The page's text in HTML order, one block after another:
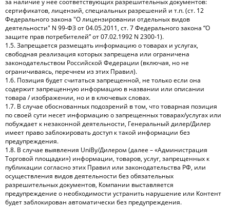
за наличие у нее соответствующих разрешительных документов:
сертификатов, лицензий, специальных разрешений и т.п. (ст. 12
Федерального закона "О лицензировании отдельных видов
деятельности" N 99-ФЗ от 04.05.2011, ст. 7 Федерального закона “О
защите прав потребителей” от 07.02.1992 N 2300-1).
1.5. Запрещается размещать информацию о товарах и услугах,
свободная реализация которых запрещена или ограничена
законодательством Российской Федерации (включая, но не
ограничиваясь, перечнем из этих Правил).
1.6. Позиция будет считаться запрещенной, не только если она
содержит запрещенную информацию в названии или описании
товара / изображении, но и в ключевых словах.
1.7. В случае обоснованных подозрений в том, что товарная позиция
по своей сути несет информацию о запрещенных товарах/услугах или
побуждает к незаконной деятельности, Генеральный дилер/Дилер
имеет право заблокировать доступ к такой информации без
предупреждения.
1.8. В случае выявления UniBy/Дилером (далее – «Администрация
Торговой площадки») информации, товаров, услуг, запрещенных к
публикации согласно этих Правил или законодательства РФ, или
осуществления видов деятельности без обязательных
разрешительных документов, Компании выставляется
предупреждение о необходимости устранить нарушение или Контент
будет заблокирован автоматически без предупреждения.